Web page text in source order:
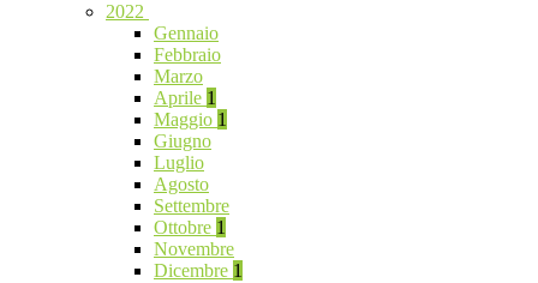
2022
Gennaio
Febbraio
Marzo
Aprile 1
Maggio 1
Giugno
Luglio
Agosto
Settembre
Ottobre 1
Novembre
Dicembre 1